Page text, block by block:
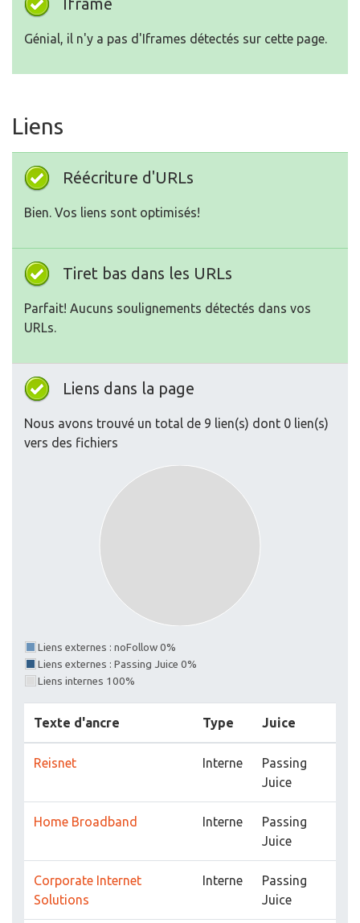
Génial, il n'y a pas d'Iframes détectés sur cette page.
Liens
Réécriture d'URLs
Bien. Vos liens sont optimisés!
Tiret bas dans les URLs
Parfait! Aucuns soulignements détectés dans vos
URLs.
Liens dans la page
Nous avons trouvé un total de 9 lien(s) dont 0 lien(s)
vers des fichiers
Liens externes : noFollow 0%
Liens externes : Passing Juice 0%
Liens internes 100%
Texte d'ancre Type Juice
Reisnet Interne
Passing
Juice
Home Broadband Interne
Passing
Juice
Corporate Internet
Solutions
Interne
Passing
Juice